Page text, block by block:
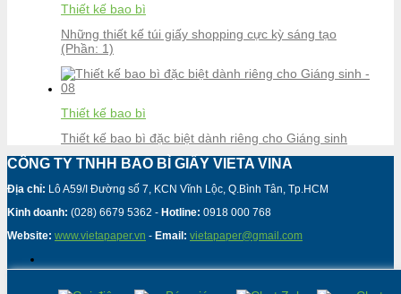
Thiết kế bao bì
Những thiết kế túi giấy shopping cực kỳ sáng tạo
(Phần: 1)
Thiết kế bao bì
Thiết kế bao bì đặc biệt dành riêng cho Giáng sinh
CÔNG TY TNHH BAO BÌ GIẤY VIETA VINA
Địa chỉ: Lô A59/I Đường số 7, KCN Vĩnh Lộc, Q.Bình Tân, Tp.HCM
Kinh doanh: (028) 6679 5362 - Hotline: 0918 000 768
Website: www.vietapaper.vn - Email: vietapaper@gmail.com